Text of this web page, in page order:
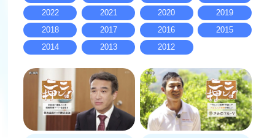
2022
2021 2020
2019
2018
2017 2016
2015
2014
2013 2012